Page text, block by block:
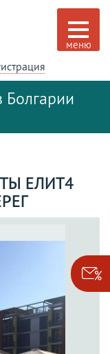
Болгарии
ЕЛИТ4